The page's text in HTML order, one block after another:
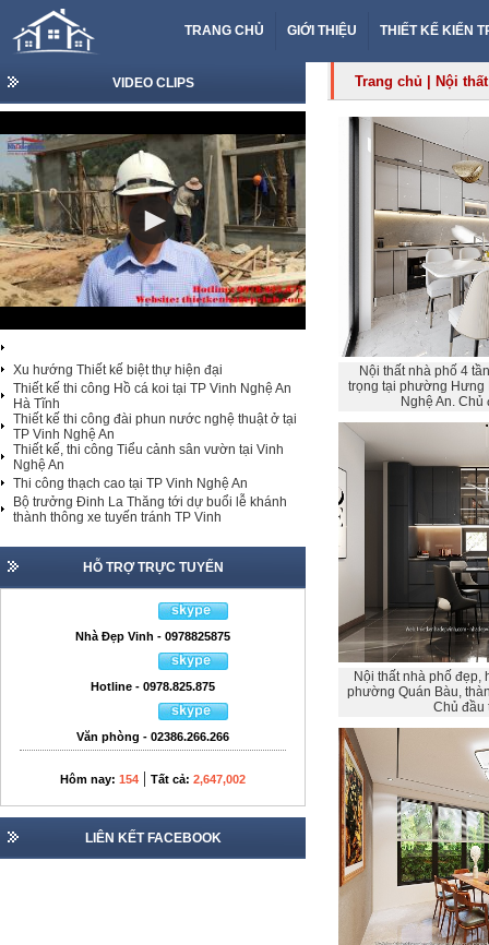
TRANG CHỦ GIỚI THIỆU THIẾT KẾ KIẾN
VIDEO CLIPS
Xu hướng Thiết kế biệt thự hiện đại
Thiết kế thi công Hồ cá koi tại TP Vinh Nghệ An
Hà Tĩnh
Thiết kế thi công đài phun nước nghệ thuật ở tại
TP Vinh Nghệ An
Thiết kế, thi công Tiểu cảnh sân vườn tại Vinh
Nghệ An
Thi công thạch cao tại TP Vinh Nghệ An
Bộ trưởng Đinh La Thăng tới dự buổi lễ khánh
thành thông xe tuyến tránh TP Vinh
HỖ TRỢ TRỰC TUYẾN
Nhà Đẹp Vinh - 0978825875
Hotline - 0978.825.875
Văn phòng - 02386.266.266
Hôm nay: 154 | Tất cả: 2,647,002
LIÊN KẾT FACEBOOK
Trang chủ Nội thất
Nội thất nhà phố 4
trọng tại phường Hưng
Nghệ An.
Nội thất nhà phố đẹp,
phường Quán Bàu,
Chủ đầu